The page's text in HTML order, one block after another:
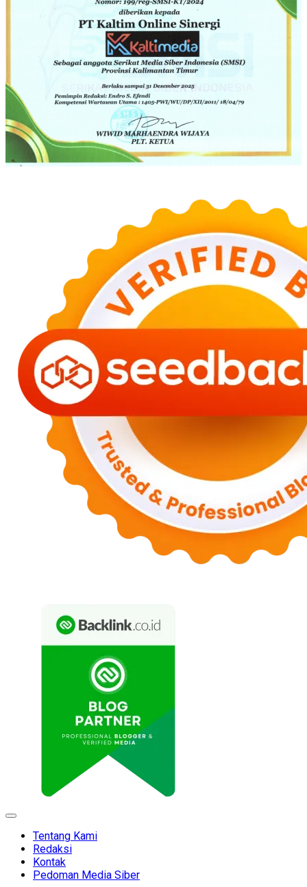
Expand
Tentang Kami
Redaksi
Kontak
Pedoman Media Siber